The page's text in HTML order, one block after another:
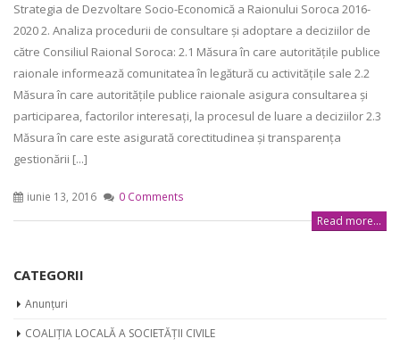
Strategia de Dezvoltare Socio-Economică a Raionului Soroca 2016-
2020 2. Analiza procedurii de consultare și adoptare a deciziilor de
către Consiliul Raional Soroca: 2.1 Măsura în care autoritățile publice
raionale informează comunitatea în legătură cu activitățile sale 2.2
Măsura în care autoritățile publice raionale asigura consultarea și
participarea, factorilor interesați, la procesul de luare a deciziilor 2.3
Măsura în care este asigurată corectitudinea și transparența
gestionării [...]
iunie 13, 2016 0 Comments
Read more...
CATEGORII
Anunțuri
COALIȚIA LOCALĂ A SOCIETĂȚII CIVILE